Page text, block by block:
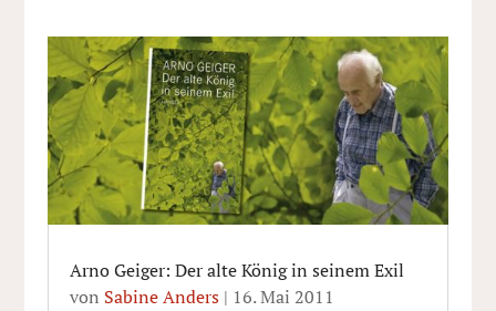
Arno Geiger: Der alte König in seinem Exil
von Sabine Anders| 16. Mai 2011